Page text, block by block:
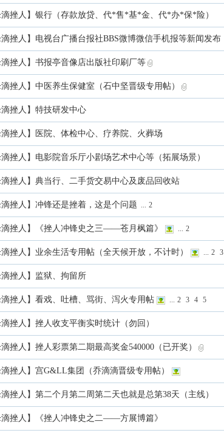
滴挫人】银行（存款放贷、代*售*基*金、代*办*保*险）
滴挫人】电视台广播台报社BBS微博微信手机报等新闻发布
滴挫人】书报亭音像店出版社印刷厂等
滴挫人】中医养生保健室（石中坚晋级专用帖）
滴挫人】特技研发中心
滴挫人】医院、体检中心、疗养院、火葬场
滴挫人】电影院音乐厅小剧场艺术中心等（拓展场景）
滴挫人】典当行、二手货交易中心及废品回收站
滴挫人】冲锋还是挫着，这是个问题 ... 2
滴挫人】《挫人冲锋史之三——苍月枫篇》 ... 2
滴挫人】业余生活专用帖（全天候开放，不计时） ... 2 3
滴挫人】监狱、拘留所
滴挫人】看戏、吐槽、骂街、泻火专用帖 ... 2 3 4 5
滴挫人】挫人收支平衡实时统计（勿回）
滴挫人】挫人彩票第二期最高奖金540000（已开奖）
滴挫人】宫G&LL集团（乔滴滴晋级专用帖）
滴挫人】第二个月第二周第二天也就是总第38天（主线）
滴挫人】《挫人冲锋史之二——方展博篇》